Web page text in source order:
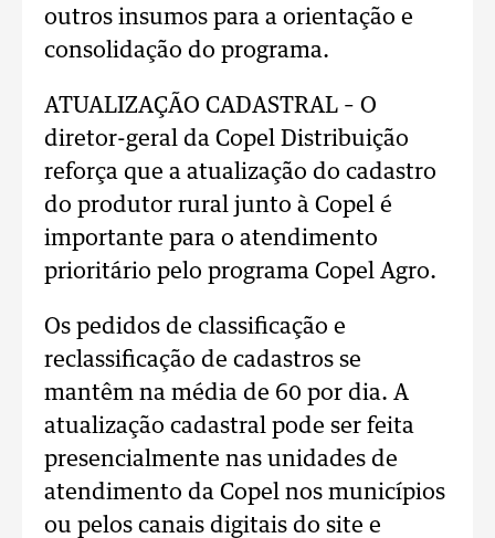
outros insumos para a orientação e
consolidação do programa.
ATUALIZAÇÃO CADASTRAL – O
diretor-geral da Copel Distribuição
reforça que a atualização do cadastro
do produtor rural junto à Copel é
importante para o atendimento
prioritário pelo programa Copel Agro.
Os pedidos de classificação e
reclassificação de cadastros se
mantêm na média de 60 por dia. A
atualização cadastral pode ser feita
presencialmente nas unidades de
atendimento da Copel nos municípios
ou pelos canais digitais do site e